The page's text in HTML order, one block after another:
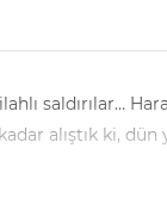
saldırılar…
alıştık ki,